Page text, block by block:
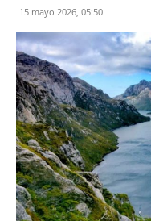
15 mayo 2026, 05:50